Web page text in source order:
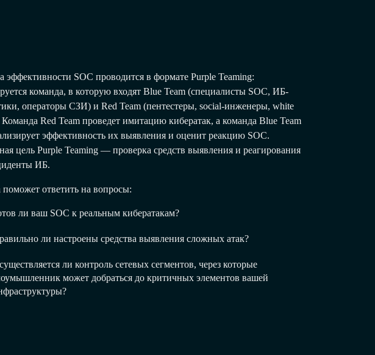
эффективности SOC проводится в формате Purple Teaming:
команда, в которую входят Blue Team (специалисты SOC, ИБ-
операторы СЗИ) и Red Team (пентестеры, social-инженеры, white
Команда Red Team проведет имитацию кибератак, а команда Blue Team
эффективность их выявления и оценит реакцию SOC.
цель Purple Teaming — проверка средств выявления и реагирования
ИБ.
поможет ответить на вопросы:
ли ваш SOC к реальным кибератакам?
ли настроены средства выявления сложных атак?
ли контроль сетевых сегментов, через которые
может добраться до критичных элементов вашей